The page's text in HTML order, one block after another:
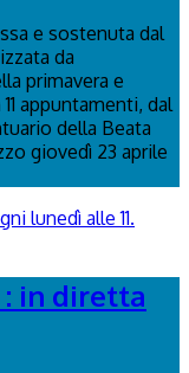
e sostenuta dal
da
primavera e
appuntamenti, dal
della Beata
giovedì 23 aprile
: in diretta